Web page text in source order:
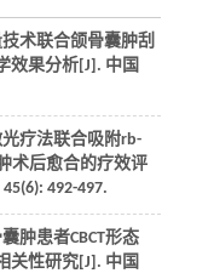
术联合颌骨囊肿刮
效果分析[J]. 中国
疗法联合吸附rb-
术后愈合的疗效评
492-497.
肿患者CBCT形态
关性研究[J]. 中国